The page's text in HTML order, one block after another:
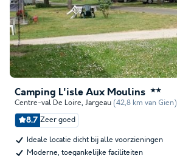
Camping L'isle Aux Moulins ★★
Centre-val De Loire, Jargeau (42,8 km van Gien)
8.7 Zeer goed
Ideale locatie dicht bij alle voorzieningen
Moderne, toegankelijke faciliteiten